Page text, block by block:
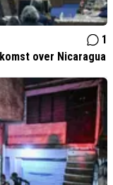
1
over Nicaragua